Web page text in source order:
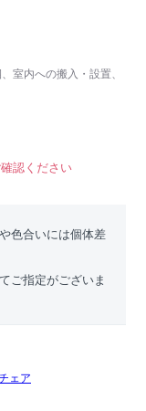
室内への搬入・設置、
認ください
色合いには個体差
ご指定がございま
ェア